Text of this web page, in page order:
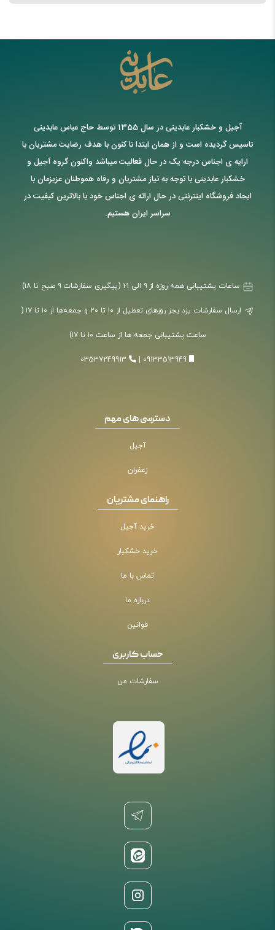
آجیل و خشکبار عابدینی در سال 1355 توسط حاج عباس عابدینی
تاسیس گردیده است و از همان ابتدا تا کنون با هدف رضایت مشتریان با
ارایه ی اجناس درجه یک در حال فعالیت میباشد واکنون گروه آجیل و
خشکبار عابدینی با توجه به نیاز مشتریان و رفاه هموطنان عزیزمان با
ایجاد فروشگاه اینترنتی در حال ارائه ی اجناس خود با بالاترین کیفیت در
سراسر ایران هستیم.
ارسال سفارشات یزد بجز روزهای تعطیل از ۱۰ تا ۲۰ و جمعه‌ها از ۱۰ تا ۱۷ (
ساعت پشتیبانی جمعه ها از ساعت ۱۰ تا ۱۷)
09133513949
03537249913
دسترسی های مهم
آجیل
زعفران
راهنمای مشتریان
خرید آجیل
خرید خشکبار
تماس با ما
درباره ما
قوانین
حساب کاربری
سفارشات من